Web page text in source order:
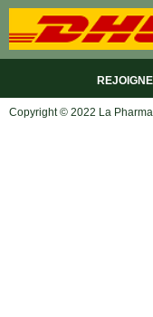
Copyright © 2022 La